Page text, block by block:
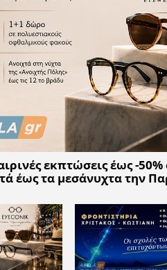
ψηφιακό
που
όλων,